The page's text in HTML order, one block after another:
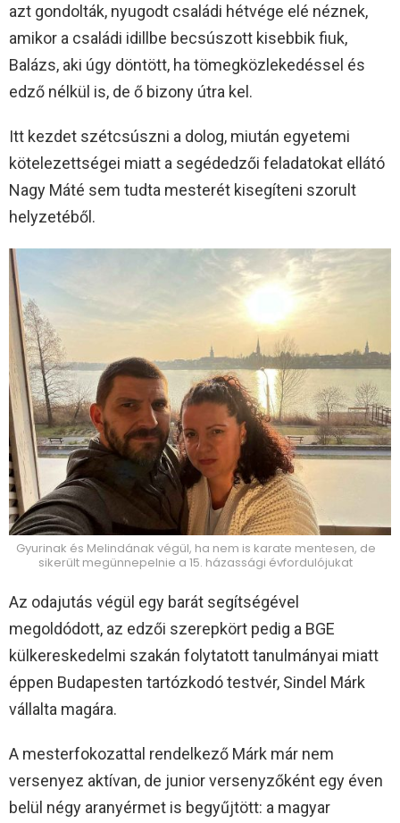
azt gondolták, nyugodt családi hétvége elé néznek,
amikor a családi idillbe becsúszott kisebbik fiuk,
Balázs, aki úgy döntött, ha tömegközlekedéssel és
edző nélkül is, de ő bizony útra kel.
Itt kezdet szétcsúszni a dolog, miután egyetemi
kötelezettségei miatt a segédedzői feladatokat ellátó
Nagy Máté sem tudta mesterét kisegíteni szorult
helyzetéből.
Gyurinak és Melindának végül, ha nem is karate mentesen, de
sikerült megünnepelnie a 15. házassági évfordulójukat
Az odajutás végül egy barát segítségével
megoldódott, az edzői szerepkört pedig a BGE
külkereskedelmi szakán folytatott tanulmányai miatt
éppen Budapesten tartózkodó testvér, Sindel Márk
vállalta magára.
A mesterfokozattal rendelkező Márk már nem
versenyez aktívan, de junior versenyzőként egy éven
belül négy aranyérmet is begyűjtött: a magyar